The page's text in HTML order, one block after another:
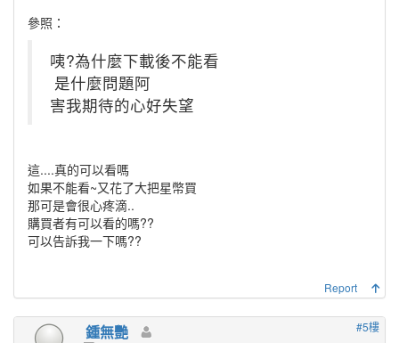
參照：
咦?為什麼下載後不能看
是什麼問題阿
害我期待的心好失望
這....真的可以看嗎
如果不能看~又花了大把星幣買
那可是會很心疼滴..
購買者有可以看的嗎??
可以告訴我一下嗎??
Report
#5樓
鍾無艷